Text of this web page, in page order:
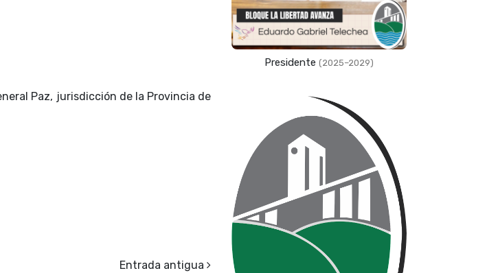
Paz, jurisdicción de la Provincia de
Entrada antigua
Presidente (2025–2029)